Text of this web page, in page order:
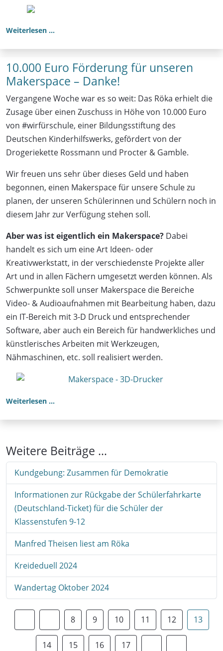
Weiterlesen …
10.000 Euro Förderung für unseren
Makerspace – Danke!
Vergangene Woche war es so weit: Das Röka erhielt die
Zusage über einen Zuschuss in Höhe von 10.000 Euro
von #wirfürschule, einer Bildungsstiftung des
Deutschen Kinderhilfswerks, gefördert von der
Drogeriekette Rossmann und Procter & Gamble.
Wir freuen uns sehr über dieses Geld und haben
begonnen, einen Makerspace für unsere Schule zu
planen, der unseren Schülerinnen und Schülern noch in
diesem Jahr zur Verfügung stehen soll.
Aber was ist eigentlich ein Makerspace? Dabei
handelt es sich um eine Art Ideen- oder
Kreativwerkstatt, in der verschiedenste Projekte aller
Art und in allen Fächern umgesetzt werden können. Als
Schwerpunkte soll unser Makerspace die Bereiche
Video- & Audioaufnahmen mit Bearbeitung haben, dazu
ein IT-Bereich mit 3-D Druck und entsprechender
Software, aber auch ein Bereich für handwerkliches und
künstlerisches Arbeiten mit Werkzeugen,
Nähmaschinen, etc. soll realisiert werden.
Weiterlesen …
Weitere Beiträge …
Kundgebung: Zusammen für Demokratie
Informationen zur Rückgabe der Schülerfahrkarte
(Deutschland-Ticket) für die Schüler der
Klassenstufen 9-12
Manfred Theisen liest am Röka
Kreideduell 2024
Wandertag Oktober 2024
8 9 10 11 12 13
14 15 16 17